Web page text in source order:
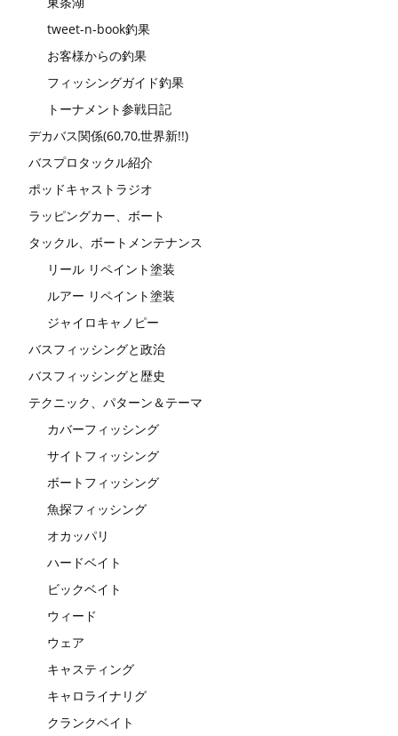
tweet-n-book釣果
お客様からの釣果
フィッシングガイド釣果
トーナメント参戦日記
デカバス関係(60,70,世界新!!)
バスプロタックル紹介
ポッドキャストラジオ
ラッピングカー、ボート
タックル、ボートメンテナンス
リール リペイント塗装
ルアー リペイント塗装
ジャイロキャノピー
バスフィッシングと政治
バスフィッシングと歴史
テクニック、パターン＆テーマ
カバーフィッシング
サイトフィッシング
ボートフィッシング
魚探フィッシング
オカッパリ
ハードベイト
ビックベイト
ウィード
ウェア
キャスティング
キャロライナリグ
クランクベイト